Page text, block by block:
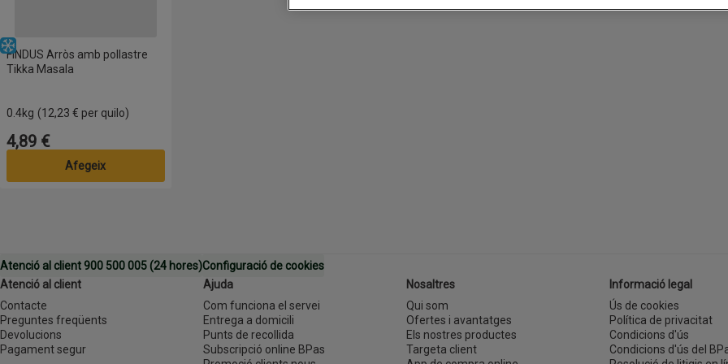
Congelat
FINDUS Arròs amb pollastre
Tikka Masala
0.4kg (12,23 € per quilo)
Preu
4,89 €
Afegeix
Atenció al client 900 500 005 (24 hores)Configuració de cookies
Atenció al client
Contacte
Preguntes freqüents
Devolucions
Pagament segur
Ajuda
Com funciona el servei
Entrega a domicili
Punts de recollida
Subscripció online BPas
Nosaltres
Qui som
Ofertes i avantatges
Els nostres productes
Targeta client
Informació legal
Ús de cookies
Política de privacitat
Condicions d'ús
Condicions d'ús del